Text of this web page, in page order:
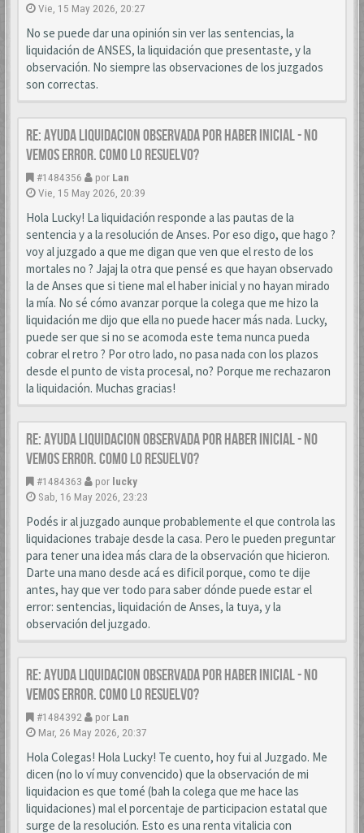
Vie, 15 May 2026, 20:27
No se puede dar una opinión sin ver las sentencias, la
liquidación de ANSES, la liquidación que presentaste, y la
observación. No siempre las observaciones de los juzgados
son correctas.
Re: AYUDA LIQUIDACION OBSERVADA POR HABER INICIAL - NO
VEMOS ERROR. COMO LO RESUELVO?
#1484356 por Lan
Vie, 15 May 2026, 20:39
Hola Lucky! La liquidación responde a las pautas de la
sentencia y a la resolución de Anses. Por eso digo, que hago ?
voy al juzgado a que me digan que ven que el resto de los
mortales no ? Jajaj la otra que pensé es que hayan observado
la de Anses que si tiene mal el haber inicial y no hayan mirado
la mía. No sé cómo avanzar porque la colega que me hizo la
liquidación me dijo que ella no puede hacer más nada. Lucky,
puede ser que si no se acomoda este tema nunca pueda
cobrar el retro ? Por otro lado, no pasa nada con los plazos
desde el punto de vista procesal, no? Porque me rechazaron
la liquidación. Muchas gracias!
Re: AYUDA LIQUIDACION OBSERVADA POR HABER INICIAL - NO
VEMOS ERROR. COMO LO RESUELVO?
#1484363 por lucky
Sab, 16 May 2026, 23:23
Podés ir al juzgado aunque probablemente el que controla las
liquidaciones trabaje desde la casa. Pero le pueden preguntar
para tener una idea más clara de la observación que hicieron.
Darte una mano desde acá es dificil porque, como te dije
antes, hay que ver todo para saber dónde puede estar el
error: sentencias, liquidación de Anses, la tuya, y la
observación del juzgado.
Re: AYUDA LIQUIDACION OBSERVADA POR HABER INICIAL - NO
VEMOS ERROR. COMO LO RESUELVO?
#1484392 por Lan
Mar, 26 May 2026, 20:37
Hola Colegas! Hola Lucky! Te cuento, hoy fui al Juzgado. Me
dicen (no lo ví muy convencido) que la observación de mi
liquidacion es que tomé (bah la colega que me hace las
liquidaciones) mal el porcentaje de participacion estatal que
surge de la resolución. Esto es una renta vitalicia con